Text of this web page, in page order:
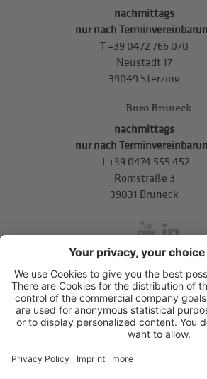
nachmittags
nur nach
T +39 0472 766 070
Neustadt 17
39049 Sterzing
Büro Bruneck
nachmittags
nur nach
T +39 0474 555 452
Romstraße 3
39031 Bruneck
inService
Mitterweg 5, Bozner Boden,I-39100
311. info@hds-bz.it
Impressum
Datenschutzerklärung